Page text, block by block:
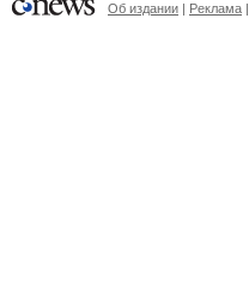
Об издании | Реклама |